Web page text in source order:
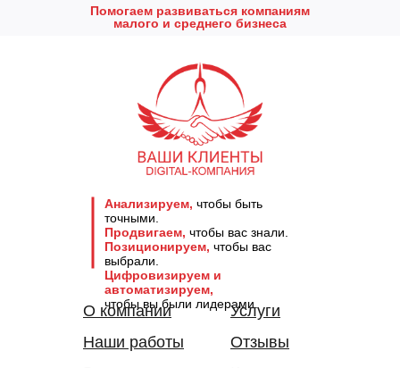
Анализируем, чтобы быть
точными.
Продвигаем, чтобы вас знали.
Позиционируем, чтобы вас
выбрали.
Цифровизируем и
автоматизируем,
чтобы вы были лидерами.
Помогаем развиваться компаниям
малого и среднего бизнеса
О компании
Наши работы
Отзывы
Услуги